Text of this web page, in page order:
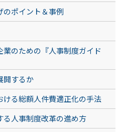
のポイント＆事例
のための『人事制度ガイド
開するか
ける総額人件費適正化の手法
人事制度改革の進め方